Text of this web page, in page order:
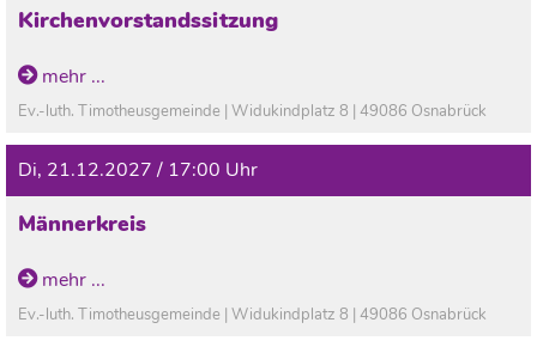
Kirchenvorstandssitzung
mehr ...
Ev.-luth. Timotheusgemeinde | Widukindplatz 8 | 49086 Osnabrück
Di, 21.12.2027 / 17:00 Uhr
Männerkreis
mehr ...
Ev.-luth. Timotheusgemeinde | Widukindplatz 8 | 49086 Osnabrück